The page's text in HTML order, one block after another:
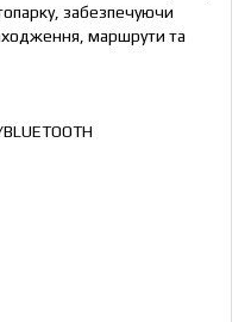
забезпечуючи
маршрути та